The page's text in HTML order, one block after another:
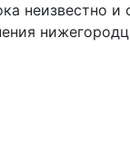
неизвестно и